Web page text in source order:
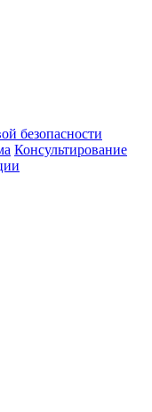
безопасности
Консультирование